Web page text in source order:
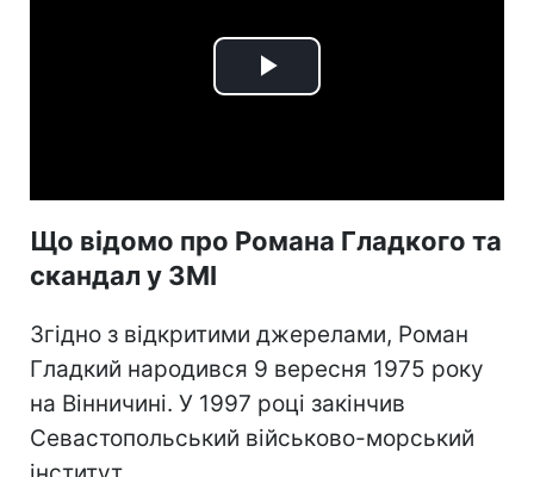
Play
Що відомо про Романа Гладкого та
скандал у ЗМІ
Згідно з відкритими джерелами, Роман
Гладкий народився 9 вересня 1975 року
на Вінничині. У 1997 році закінчив
Севастопольський військово-морський